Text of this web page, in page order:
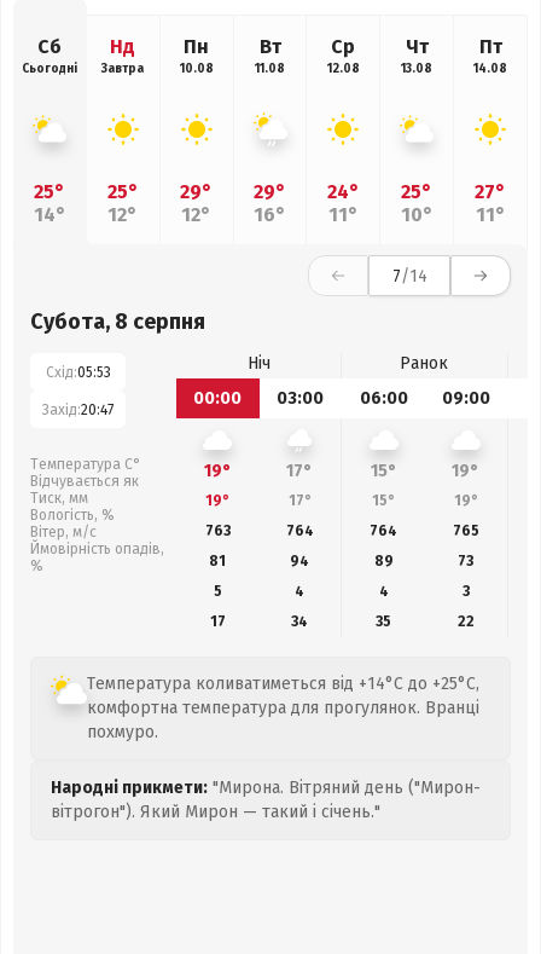
Сб
Сьогодні
25°
14°
Нд
Завтра
25°
12°
Пн
10.08
29°
12°
Вт
11.08
29°
16°
Ср
12.08
24°
11°
Чт
13.08
25°
10°
Пт
14.08
27°
11°
7/14
Субота, 8 серпня
Схід:05:53
Захід:20:47
Температура С°
Відчувається як
Тиск, мм
Вологість, %
Вітер, м/с
Ймовірність опадів,
%
Ніч
Ранок
00:00
03:00 06:00 09:00
19° 17° 15° 19°
19° 17° 15° 19°
763
764 764 765
81
94 89 73
5
4 4
3
17
34 35 22
Температура коливатиметься від +14°C до +25°C,
комфортна температура для прогулянок. Вранці
похмуро.
Народні прикмети: "Мирона. Вітряний день ("Мирон-
вітрогон"). Який Мирон — такий і січень."